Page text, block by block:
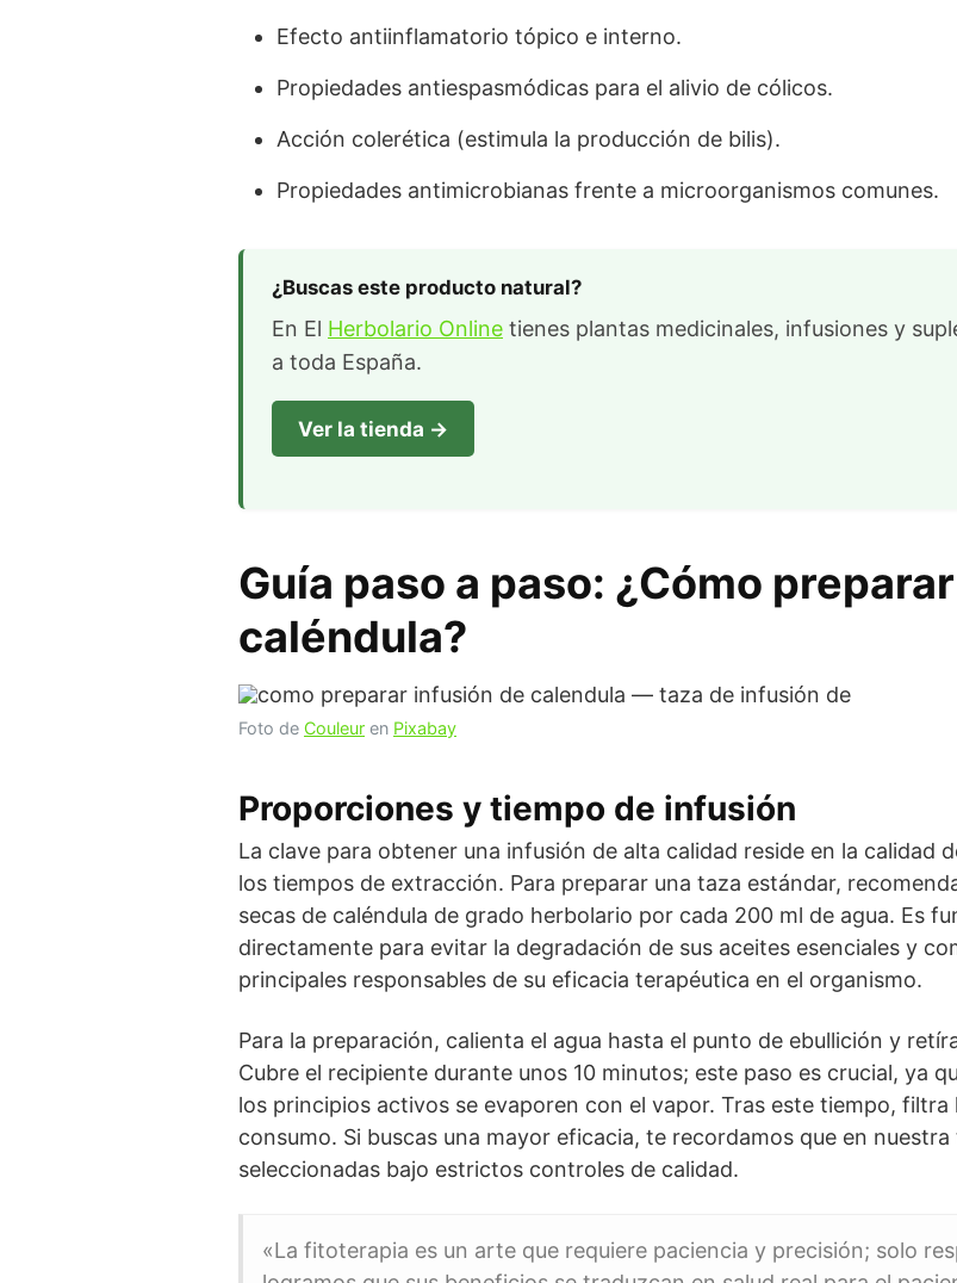
Efecto antiinflamatorio tópico e interno.
Propiedades antiespasmódicas para el alivio de cólicos.
Acción colerética (estimula la producción de bilis).
Propiedades antimicrobianas frente a microorganismos comunes.
¿Buscas este producto natural?
En El Herbolario Online tienes plantas medicinales, infusiones y
a toda España.
Ver la tienda →
Guía paso a paso: ¿Cómo
caléndula?
Foto de Couleur en Pixabay
Proporciones y tiempo de infusión
La clave para obtener una infusión de alta calidad reside en la calidad
los tiempos de extracción. Para preparar una taza estándar,
secas de caléndula de grado herbolario por cada 200 ml de agua. Es
directamente para evitar la degradación de sus aceites esenciales y
principales responsables de su eficacia terapéutica en el organismo.
Para la preparación, calienta el agua hasta el punto de ebullición y
Cubre el recipiente durante unos 10 minutos; este paso es crucial, ya
los principios activos se evaporen con el vapor. Tras este tiempo, filtra
consumo. Si buscas una mayor eficacia, te recordamos que en
seleccionadas bajo estrictos controles de calidad.
«La fitoterapia es un arte que requiere paciencia y precisión; solo